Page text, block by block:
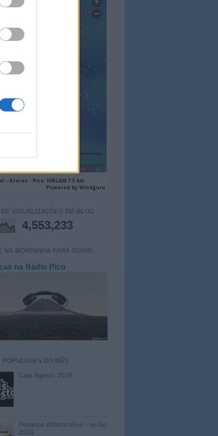
DO
DO ESTADO DO TEMPO
4,553,233
NA MONTANHA PARA OUVIR:
na Rádio Pico